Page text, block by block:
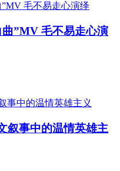
曲”MV 毛不易走心演
叙事中的温情英雄主